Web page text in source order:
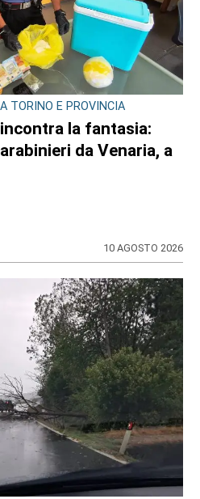
TORINO E PROVINCIA
la fantasia:
da Venaria, a
10 AGOSTO 2026